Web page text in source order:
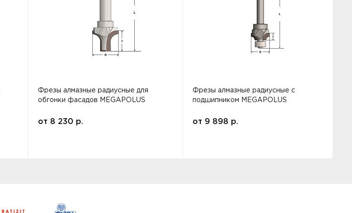
Фрезы алмазные радиусные для
обгонки фасадов MEGAPOLUS
от 8 230 р.
Фрезы алмазные радиусные с
подшипником MEGAPOLUS
от 9 898 р.